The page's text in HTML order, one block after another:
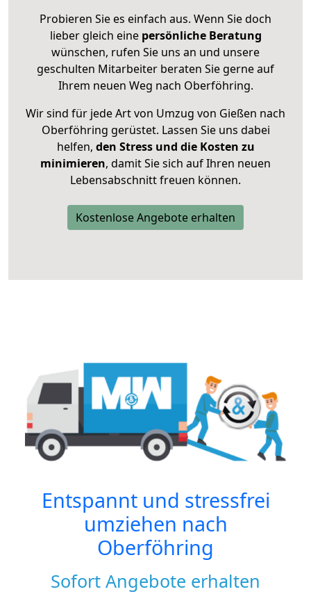
Probieren Sie es einfach aus. Wenn Sie doch
lieber gleich eine persönliche Beratung
wünschen, rufen Sie uns an und unsere
geschulten Mitarbeiter beraten Sie gerne auf
Ihrem neuen Weg nach Oberföhring.
Wir sind für jede Art von Umzug von Gießen nach
Oberföhring gerüstet. Lassen Sie uns dabei
helfen, den Stress und die Kosten zu
minimieren, damit Sie sich auf Ihren neuen
Lebensabschnitt freuen können.
Kostenlose Angebote erhalten
Entspannt und stressfrei
umziehen nach
Oberföhring
Sofort Angebote erhalten